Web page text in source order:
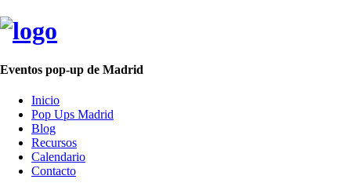
Eventos pop-up de Madrid
Inicio
Pop Ups Madrid
Blog
Recursos
Calendario
Contacto